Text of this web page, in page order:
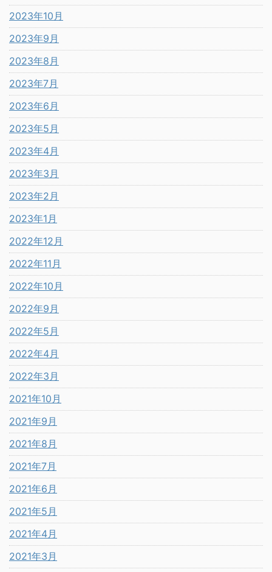
2023年10月
2023年9月
2023年8月
2023年7月
2023年6月
2023年5月
2023年4月
2023年3月
2023年2月
2023年1月
2022年12月
2022年11月
2022年10月
2022年9月
2022年5月
2022年4月
2022年3月
2021年10月
2021年9月
2021年8月
2021年7月
2021年6月
2021年5月
2021年4月
2021年3月